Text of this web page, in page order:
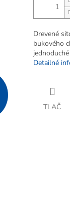
Drevené
bukového
Detailné
TLAČ